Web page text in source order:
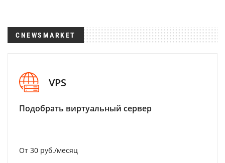
CNEWSMARKET
VPS
Подобрать виртуальный сервер
От 30 руб./месяц